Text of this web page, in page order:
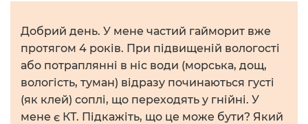
Добрий день. У мене частий гайморит вже
протягом 4 років. При підвищеній вологості
або потраплянні в ніс води (морська, дощ,
вологість, туман) відразу починаються густі
(як клей) соплі, що переходять у гнійні. У
мене є КТ. Підкажіть, що це може бути? Який